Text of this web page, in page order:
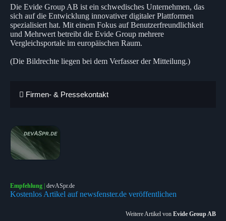
Die Evide Group AB ist ein schwedisches Unternehmen, das
sich auf die Entwicklung innovativer digitaler Plattformen
spezialisiert hat. Mit einem Fokus auf Benutzerfreundlichkeit
und Mehrwert betreibt die Evide Group mehrere
Vergleichsportale im europäischen Raum.
(Die Bildrechte liegen bei dem Verfasser der Mitteilung.)
Firmen- & Pressekontakt
Empfehlung | devASpr.de
Kostenlos Artikel auf newsfenster.de veröffentlichen
Weitere Artikel von Evide Group AB